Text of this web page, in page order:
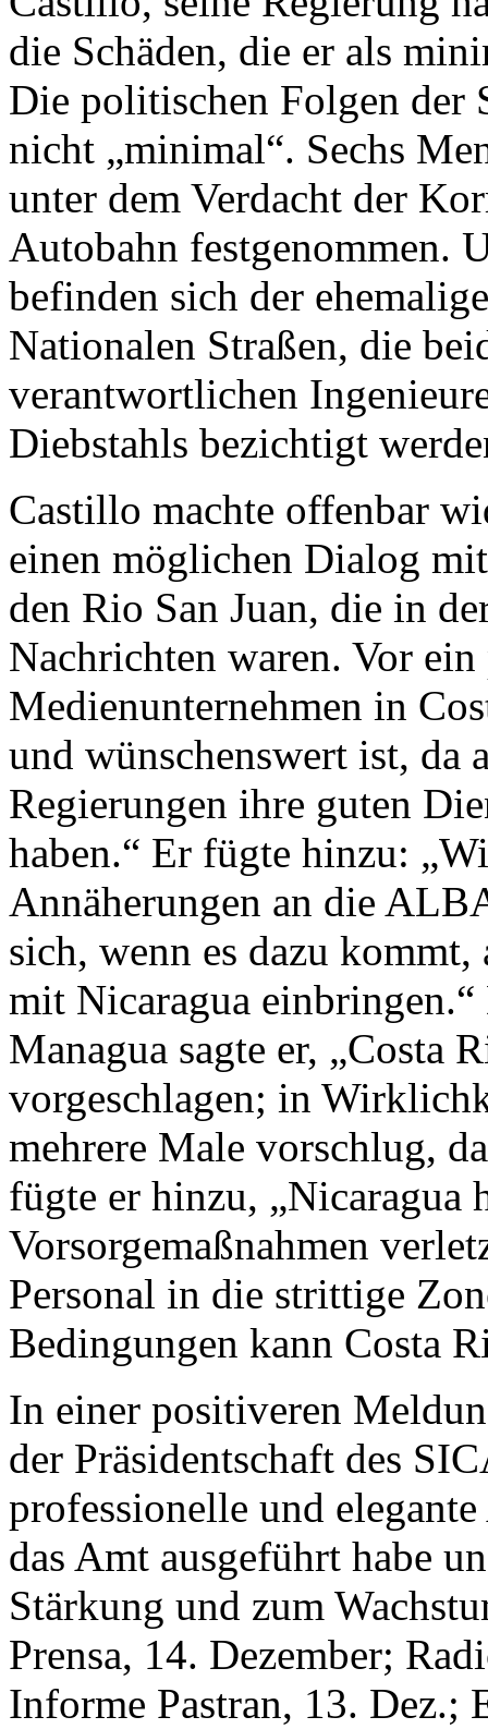
die Schäden, die er als
Die politischen Folgen der
nicht „minimal“. Sechs
unter dem Verdacht der
Autobahn festgenommen.
befinden sich der
Nationalen Straßen, die
verantwortlichen
Diebstahls bezichtigt
Castillo machte offenbar
einen möglichen Dialog
den Rio San Juan, die in
Nachrichten waren. Vor
Medienunternehmen in
und wünschenswert ist, da
Regierungen ihre guten
haben.“ Er fügte hinzu:
Annäherungen an die
sich, wenn es dazu
mit Nicaragua
Managua sagte er, „Costa
vorgeschlagen; in
mehrere Male vorschlug,
fügte er hinzu, „Nicaragua
Vorsorgemaßnahmen
Personal in die strittige
Bedingungen kann Costa
In einer positiveren
der Präsidentschaft des
professionelle und
das Amt ausgeführt habe
Stärkung und zum
Prensa, 14. Dezember;
Informe Pastran, 13.